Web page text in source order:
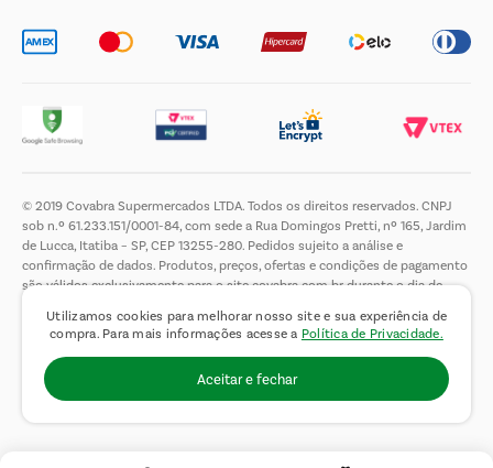
Utilizamos cookies para melhorar nosso site e sua experiência de
compra. Para mais informações acesse a Política de Privacidade.
Aceitar e fechar
© 2019 Covabra Supermercados LTDA. Todos os direitos reservados. CNPJ
sob n.º 61.233.151/0001-84, com sede a Rua Domingos Pretti, nº 165, Jardim
de Lucca, Itatiba – SP, CEP 13255-280. Pedidos sujeito a análise e
confirmação de dados. Produtos, preços, ofertas e condições de pagamento
são válidos exclusivamente para o site covabra.com.br durante o dia de
de limitar a quantidade máxima de produtos por compra por cliente. Não
vendemos no atacado. Fotos meramente ilustrativas.É proibida a venda e a
entrega de bebidas alcoólicas a menores de 18 (dezoito) anos, conforme Lei
n.° 8069/90, art. 81, inciso II (Estatuto da Criança e do Adolescente).